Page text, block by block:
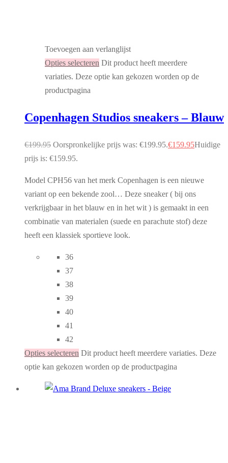
Toevoegen aan verlanglijst
Opties selecteren Dit product heeft meerdere
variaties. Deze optie kan gekozen worden op de
productpagina
Copenhagen Studios sneakers – Blauw
€199.95 Oorspronkelijke prijs was: €199.95.€159.95Huidige
prijs is: €159.95.
Model CPH56 van het merk Copenhagen is een nieuwe
variant op een bekende zool… Deze sneaker ( bij ons
verkrijgbaar in het blauw en in het wit ) is gemaakt in een
combinatie van materialen (suede en parachute stof) deze
heeft een klassiek sportieve look.
36
37
38
39
40
41
42
Opties selecteren Dit product heeft meerdere variaties. Deze
optie kan gekozen worden op de productpagina